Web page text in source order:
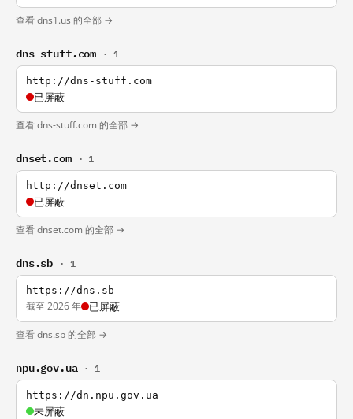
查看 dns1.us 的全部 →
dns-stuff.com · 1
http://dns-stuff.com
已屏蔽
查看 dns-stuff.com 的全部 →
dnset.com · 1
http://dnset.com
已屏蔽
查看 dnset.com 的全部 →
dns.sb · 1
https://dns.sb
截至 2026 年 已屏蔽
查看 dns.sb 的全部 →
npu.gov.ua · 1
https://dn.npu.gov.ua
未屏蔽